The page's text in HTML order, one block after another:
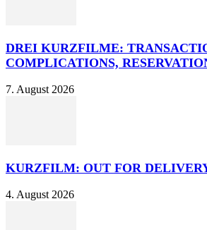
DREI KURZFILME:
COMPLICATIONS,
7. August 2026
KURZFILM: OUT FOR
4. August 2026